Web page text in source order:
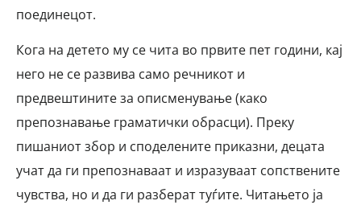
поединецот.
Кога на детето му се чита во првите пет години, кај
него не се развива само речникот и
предвештините за описменување (како
препознавање граматички обрасци). Преку
пишаниот збор и споделените приказни, децата
учат да ги препознаваат и изразуваат сопствените
чувства, но и да ги разберат туѓите. Читањето ја